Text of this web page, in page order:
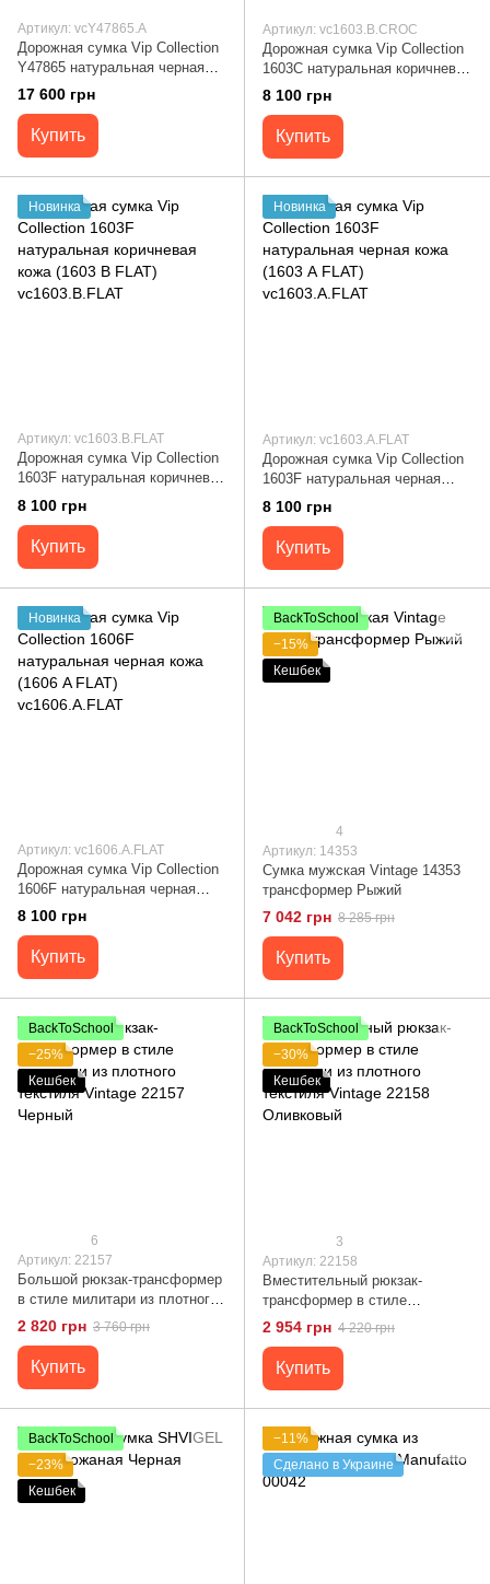
Артикул: vcY47865.А
Дорожная сумка Vip Collection
Y47865 натуральная черная
кожа (Y47865 А) vcY47865.А
17 600 грн
Купить
Артикул: vc1603.B.CROC
Дорожная сумка Vip Collection
1603C натуральная коричневая
кожа (1603 B CROC)
vc1603.B.CROC
8 100 грн
Купить
Новинка
Артикул: vc1603.B.FLAT
Дорожная сумка Vip Collection
1603F натуральная коричневая
кожа (1603 B FLAT)
vc1603.B.FLAT
8 100 грн
Купить
Новинка
Артикул: vc1603.A.FLAT
Дорожная сумка Vip Collection
1603F натуральная черная
кожа (1603 А FLAT)
vc1603.A.FLAT
8 100 грн
Купить
Новинка
Артикул: vc1606.A.FLAT
Дорожная сумка Vip Collection
1606F натуральная черная
кожа (1606 A FLAT)
vc1606.A.FLAT
8 100 грн
Купить
BackToSchool
−15%
Кешбек
4
Артикул: 14353
Сумка мужская Vintage 14353
трансформер Рыжий
7 042 грн 8 285 грн
Купить
BackToSchool
−25%
Кешбек
6
Артикул: 22157
Большой рюкзак-трансформер
в стиле милитари из плотного
текстиля Vintage 22157 Черный
2 820 грн 3 760 грн
Купить
BackToSchool
−30%
Кешбек
3
Артикул: 22158
Вместительный рюкзак-
трансформер в стиле
милитари из плотного текстиля
Vintage 22158 Оливковый
2 954 грн 4 220 грн
Купить
BackToSchool
−23%
Кешбек
−11%
Сделано в Украине